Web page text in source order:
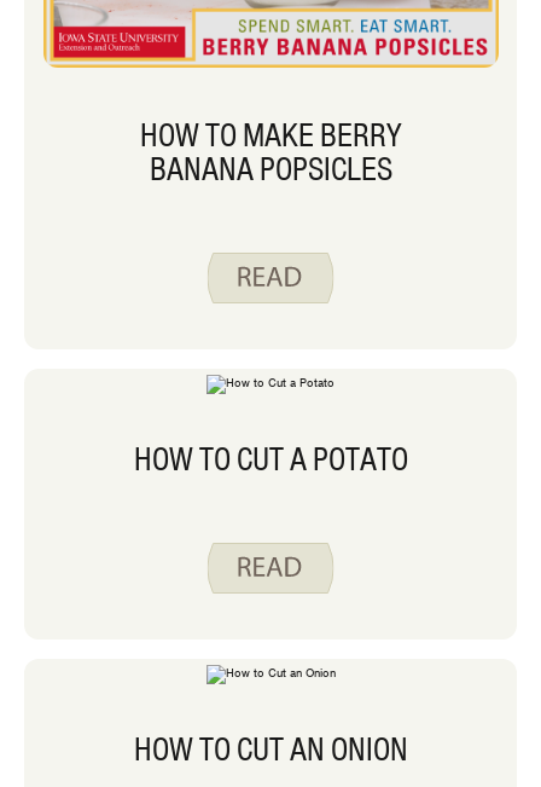
HOW TO MAKE BERRY
BANANA POPSICLES
HOW TO CUT A POTATO
HOW TO CUT AN ONION